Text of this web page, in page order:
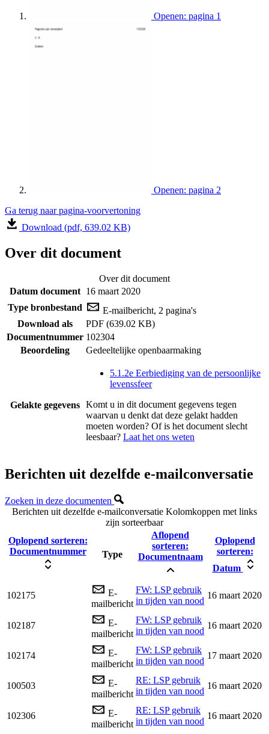
Openen: pagina 1
Openen: pagina 2
Ga terug naar pagina-voorvertoning
Download (pdf, 639.02 KB)
Over dit document
Over dit document
Datum document 16 maart 2020
Type bronbestand
E-mailbericht, 2 pagina's
Download als
PDF (639.02 KB)
Documentnummer 102304
Beoordeling
Gedeeltelijke openbaarmaking
Gelakte gegevens
5.1.2e Eerbiediging van de persoonlijke
levenssfeer
Komt u in dit document gegevens tegen
waarvan u denkt dat deze gelakt hadden
moeten worden? Of is het document slecht
leesbaar? Laat het ons weten
Berichten uit dezelfde e-mailconversatie
Zoeken in deze documenten
Berichten uit dezelfde e-mailconversatie Kolomkoppen met links
zijn sorteerbaar
Oplopend sorteren:
Documentnummer
Type
Aflopend
sorteren:
Documentnaam
Oplopend
sorteren:
Datum
102175
E-
mailbericht
FW: LSP gebruik
in tijden van nood
16 maart 2020
102187
E-
mailbericht
FW: LSP gebruik
in tijden van nood
16 maart 2020
102174
E-
mailbericht
FW: LSP gebruik
in tijden van nood
17 maart 2020
100503
E-
mailbericht
RE: LSP gebruik
in tijden van nood
16 maart 2020
102306
E-
mailbericht
RE: LSP gebruik
in tijden van nood
16 maart 2020